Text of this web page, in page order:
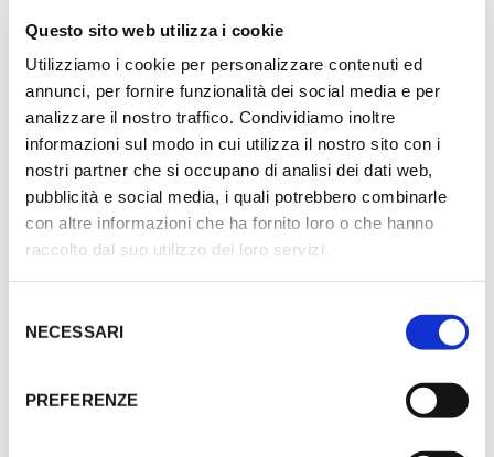
Questo sito web utilizza i cookie
Utilizziamo i cookie per personalizzare contenuti ed
annunci, per fornire funzionalità dei social media e per
analizzare il nostro traffico. Condividiamo inoltre
informazioni sul modo in cui utilizza il nostro sito con i
nostri partner che si occupano di analisi dei dati web,
pubblicità e social media, i quali potrebbero combinarle
con altre informazioni che ha fornito loro o che hanno
raccolto dal suo utilizzo dei loro servizi.
delNECESSARI
PREFERENZE
fotografia dell’industria e del lavoro.
La PhotoGallery di MAST è uno spazio espositivo che vede
alternarsi esposizioni tematiche e progetti monografici,
mostre storiche e proposte di autori contemporanei, curate
da Urs Stahel. Ogni mostra è accompagnata da un
programma di talk, incontri con i protagonisti del mondo
della fotografia, proiezioni, concerti, laboratori per bambini
e ragazzi, legati ai temi trattati.
Ogni due anni, la Fondazione MAST, attraverso il concorso
MAST Photography Grant on Industry and Work, offre a
cinque giovani fotografi internazionali l’opportunità di
dell’industria e della tecnica, con i sistemi del lavoro e del